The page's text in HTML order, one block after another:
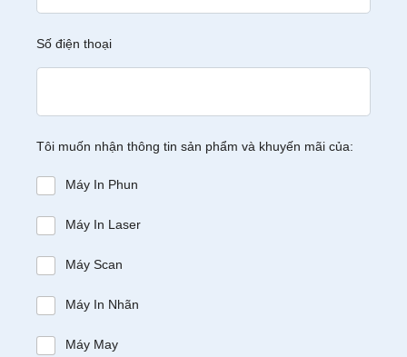
Số điện thoại
Tôi muốn nhận thông tin sản phẩm và khuyến mãi của:
Máy In Phun
Máy In Laser
Máy Scan
Máy In Nhãn
Máy May